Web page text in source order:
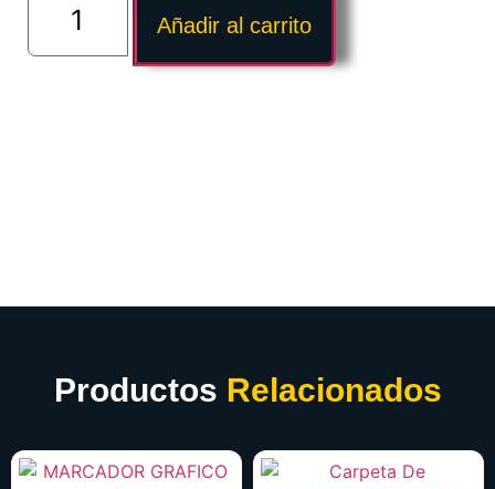
Añadir al carrito
Productos Relacionados